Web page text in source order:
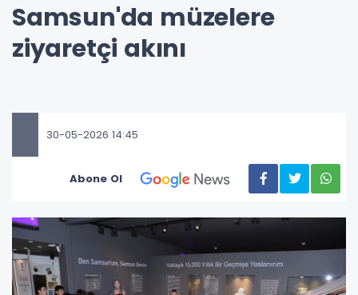
Samsun'da müzelere
ziyaretçi akını
30-05-2026 14:45
Abone Ol